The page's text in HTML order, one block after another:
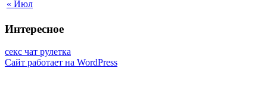
« Июл
Интересное
секс чат рулетка
Сайт работает на WordPress